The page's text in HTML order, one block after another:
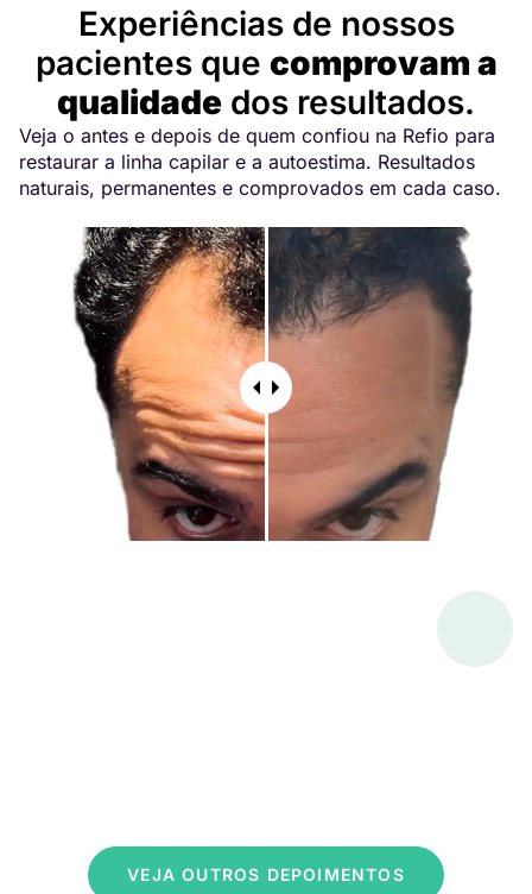
Experiências de nossos
pacientes que comprovam a
qualidade dos resultados.
Veja o antes e depois de quem confiou na Refio para
restaurar a linha capilar e a autoestima. Resultados
naturais, permanentes e comprovados em cada caso.
VEJA OUTROS DEPOIMENTOS